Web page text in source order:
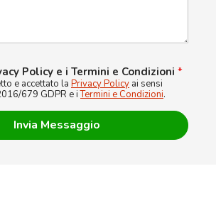
Policy e i Termini e Condizioni *
e accettato la Privacy Policy ai sensi
679 GDPR e iTermini e Condizioni.